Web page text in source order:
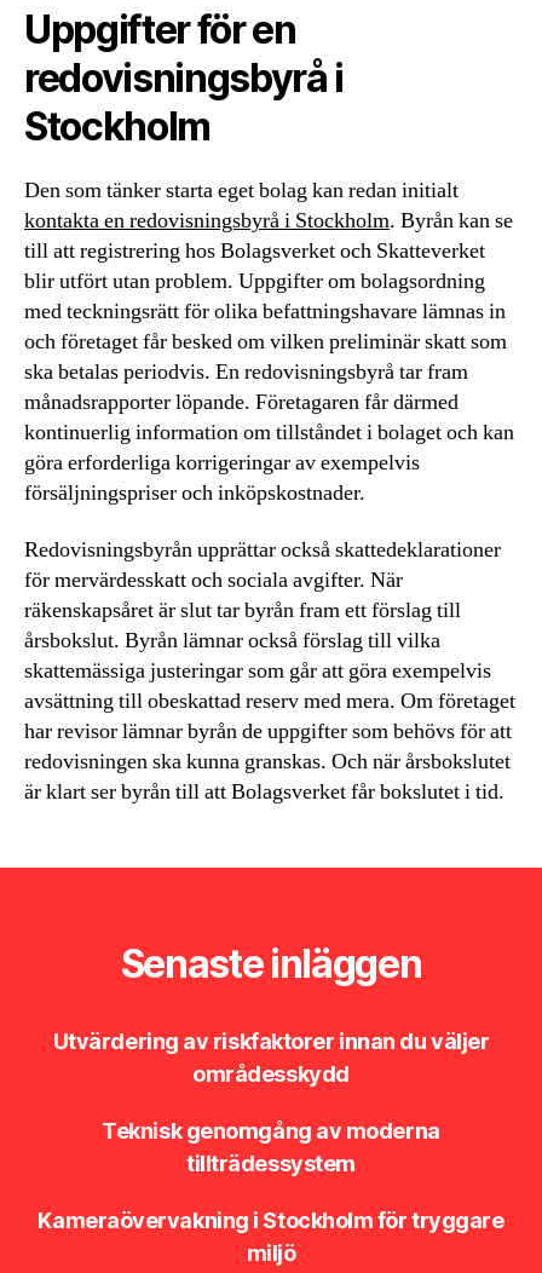
Uppgifter för en
redovisningsbyrå i
Stockholm
Den som tänker starta eget bolag kan redan initialt
kontakta en redovisningsbyrå i Stockholm. Byrån kan se
till att registrering hos Bolagsverket och Skatteverket
blir utfört utan problem. Uppgifter om bolagsordning
med teckningsrätt för olika befattningshavare lämnas in
och företaget får besked om vilken preliminär skatt som
ska betalas periodvis. En redovisningsbyrå tar fram
månadsrapporter löpande. Företagaren får därmed
kontinuerlig information om tillståndet i bolaget och kan
göra erforderliga korrigeringar av exempelvis
försäljningspriser och inköpskostnader.
Redovisningsbyrån upprättar också skattedeklarationer
för mervärdesskatt och sociala avgifter. När
räkenskapsåret är slut tar byrån fram ett förslag till
årsbokslut. Byrån lämnar också förslag till vilka
skattemässiga justeringar som går att göra exempelvis
avsättning till obeskattad reserv med mera. Om företaget
har revisor lämnar byrån de uppgifter som behövs för att
redovisningen ska kunna granskas. Och när årsbokslutet
är klart ser byrån till att Bolagsverket får bokslutet i tid.
Senaste inläggen
Utvärdering av riskfaktorer innan du väljer
områdesskydd
Teknisk genomgång av moderna
tillträdessystem
Kameraövervakning i Stockholm för tryggare
miljö